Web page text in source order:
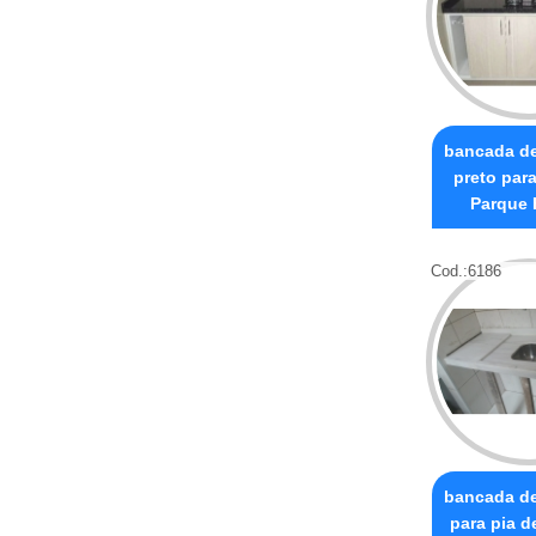
bancada
preto
Parque
Cod.:6186
bancada
para pia